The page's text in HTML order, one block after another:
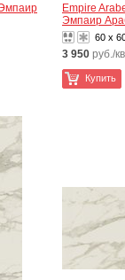
Empire
Эмпаир
60 x
3 950 руб./
Купить